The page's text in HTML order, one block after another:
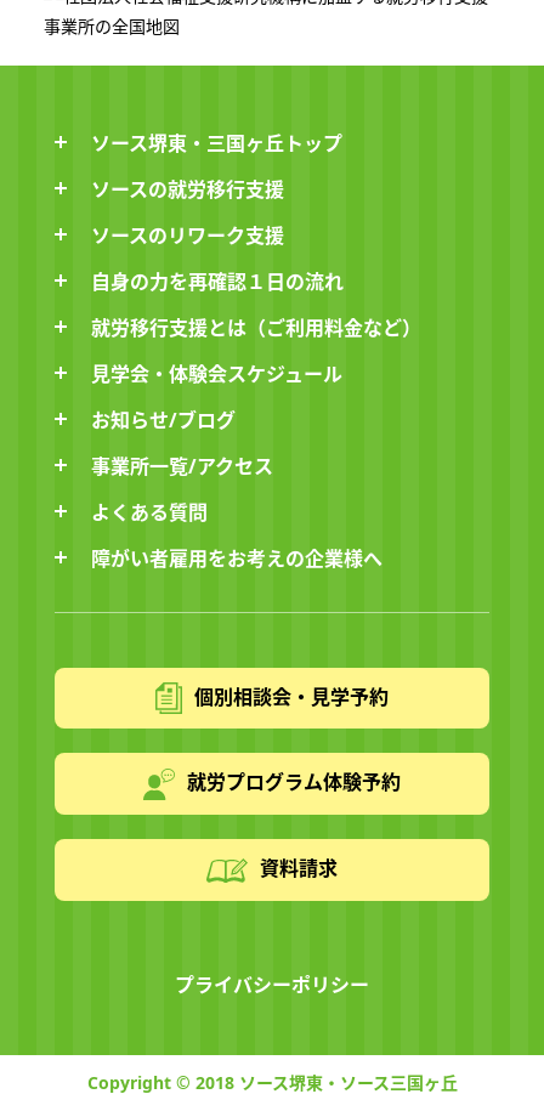
ソース堺東・三国ヶ丘トップ
ソースの就労移行支援
ソースのリワーク支援
自身の力を再確認１日の流れ
就労移行支援とは（ご利用料金など）
見学会・体験会スケジュール
お知らせ/ブログ
事業所一覧/アクセス
よくある質問
障がい者雇用をお考えの企業様へ
個別相談会・見学予約
就労プログラム体験予約
資料請求
プライバシーポリシー
Copyright © 2018 ソース堺東・ソース三国ヶ丘